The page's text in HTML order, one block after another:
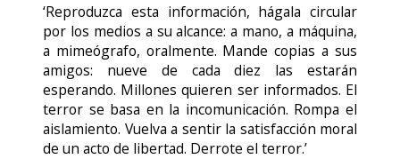
‘Reproduzca esta información, hágala circular
por los medios a su alcance: a mano, a máquina,
a mimeógrafo, oralmente. Mande copias a sus
amigos: nueve de cada diez las estarán
esperando. Millones quieren ser informados. El
terror se basa en la incomunicación. Rompa el
aislamiento. Vuelva a sentir la satisfacción moral
de un acto de libertad. Derrote el terror.’